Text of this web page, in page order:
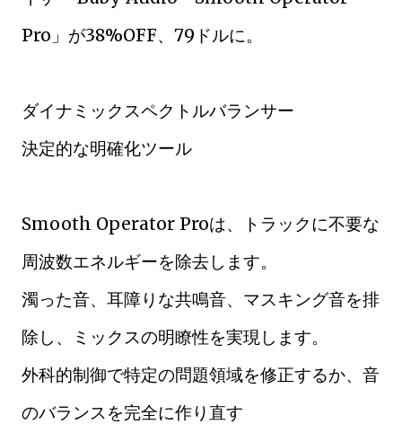
Pro」が38%OFF、79ドルに。
ダイナミックスペクトルバランサー
決定的な明確化ツール
Smooth Operator Proは、トラックに不要な
周波数エネルギーを除去します。
濁った音、耳障りな共鳴音、マスキング音を排
除し、ミックスの明瞭性を実現します。
外科的制御で特定の問題領域を修正するか、音
のバランスを完全に作り直す